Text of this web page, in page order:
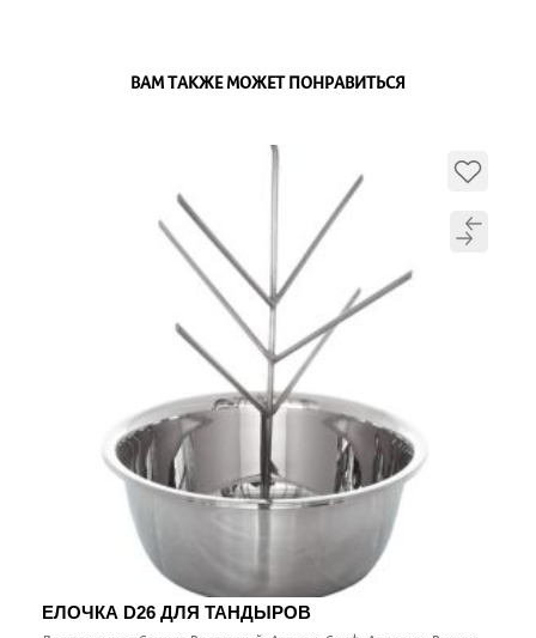
ВАМ ТАКЖЕ МОЖЕТ ПОНРАВИТЬСЯ
ЕЛОЧКА D26 ДЛЯ ТАНДЫРОВ